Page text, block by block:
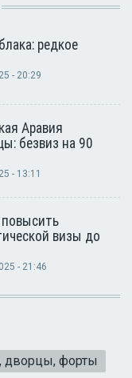
редкое
- 20:29
Аравия
безвиз на 90
- 13:11
повысить
визы до
- 21:46
дворцы, форты